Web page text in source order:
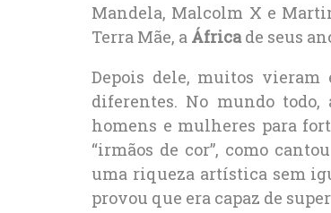
Mandela, Malcolm X e
Terra Mãe, a Áfricade seus
Depois dele, muitos
diferentes. No mundo
homens e mulheres para
“irmãos de cor”, como
uma riqueza artística sem
provou que era capaz de